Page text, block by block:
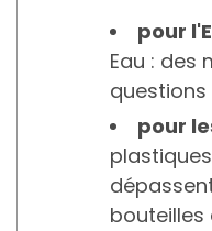
pour
Eau : des
pour
bouteilles